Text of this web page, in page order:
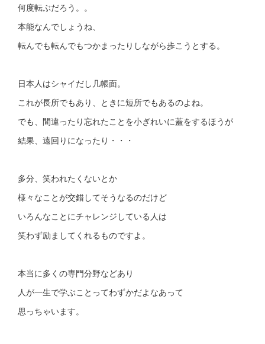
何度転ぶだろう。。
本能なんでしょうね、
転んでも転んでもつかまったりしながら歩こうとする。
日本人はシャイだし几帳面。
これが長所でもあり、ときに短所でもあるのよね。
でも、間違ったり忘れたことを小ぎれいに蓋をするほうが
結果、遠回りになったり・・・
多分、笑われたくないとか
様々なことが交錯してそうなるのだけど
いろんなことにチャレンジしている人は
笑わず励ましてくれるものですよ。
本当に多くの専門分野などあり
人が一生で学ぶことってわずかだよなあって
思っちゃいます。